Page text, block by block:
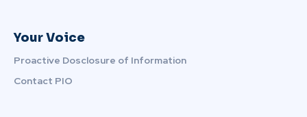
Your Voice
Proactive Dosclosure of Information
Contact PIO